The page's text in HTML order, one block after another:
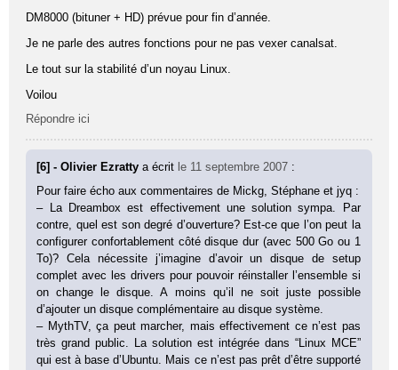
DM8000 (bituner + HD) prévue pour fin d’année.
Je ne parle des autres fonctions pour ne pas vexer canalsat.
Le tout sur la stabilité d’un noyau Linux.
Voilou
Répondre ici
[6] - Olivier Ezrattya écrit le 11 septembre 2007 :
Pour faire écho aux commentaires de Mickg, Stéphane et jyq :
– La Dreambox est effectivement une solution sympa. Par
contre, quel est son degré d’ouverture? Est-ce que l’on peut la
configurer confortablement côté disque dur (avec 500 Go ou 1
To)? Cela nécessite j’imagine d’avoir un disque de setup
complet avec les drivers pour pouvoir réinstaller l’ensemble si
on change le disque. A moins qu’il ne soit juste possible
d’ajouter un disque complémentaire au disque système.
– MythTV, ça peut marcher, mais effectivement ce n’est pas
très grand public. La solution est intégrée dans “Linux MCE”
qui est à base d’Ubuntu. Mais ce n’est pas prêt d’être supporté